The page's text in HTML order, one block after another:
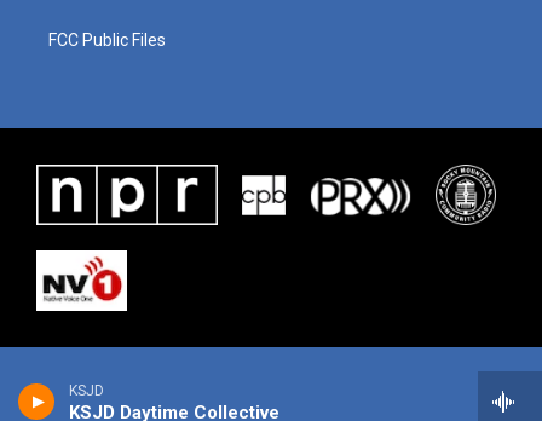
KSJD
KSJD Daytime Collective
FCC Public Files